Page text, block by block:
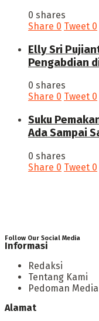
0 shares
Share 0 Tweet 0
Elly Sri
Pengabdian
0 shares
Share 0 Tweet 0
‎Suku
Ada Sampai
0 shares
Share 0 Tweet 0
Follow Our Social Media
Informasi
Redaksi
Tentang Kami
Pedoman
Alamat